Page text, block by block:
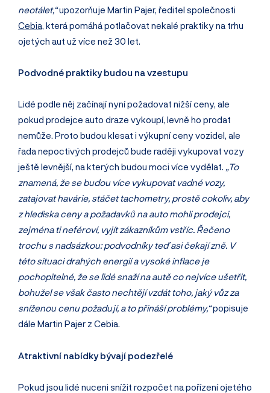
neotálet,“upozorňuje Martin Pajer, ředitel společnosti
Cebia, která pomáhá potlačovat nekalé praktiky na trhu
ojetých aut už více než 30 let.
Podvodné praktiky budou na vzestupu
Lidé podle něj začínají nyní požadovat nižší ceny, ale
pokud prodejce auto draze vykoupí, levně ho prodat
nemůže. Proto budou klesat i výkupní ceny vozidel, ale
řada nepoctivých prodejců bude raději vykupovat vozy
ještě levnější, na kterých budou moci více vydělat. „To
znamená, že se budou více vykupovat vadné vozy,
zatajovat havárie, stáčet tachometry, prostě cokoliv, aby
z hlediska ceny a požadavků na auto mohli prodejci,
zejména ti neféroví, vyjít zákazníkům vstříc. Řečeno
trochu s nadsázkou: podvodníky teď asi čekají zně. V
této situaci drahých energií a vysoké inflace je
pochopitelné, že se lidé snaží na autě co nejvíce ušetřit,
bohužel se však často nechtějí vzdát toho, jaký vůz za
sníženou cenu požadují, a to přináší problémy,“popisuje
dále Martin Pajer z Cebia.
Atraktivní nabídky bývají podezřelé
Pokud jsou lidé nuceni snížit rozpočet na pořízení ojetého